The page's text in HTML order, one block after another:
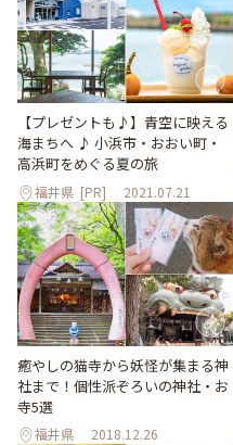
【プレゼントも♪】青空に映える
海まちへ ♪ 小浜市・おおい町・
高浜町をめぐる夏の旅
福井県 [PR] 2021.07.21
癒やしの猫寺から妖怪が集まる神
社まで！個性派ぞろいの神社・お
寺5選
福井県 2018.12.26